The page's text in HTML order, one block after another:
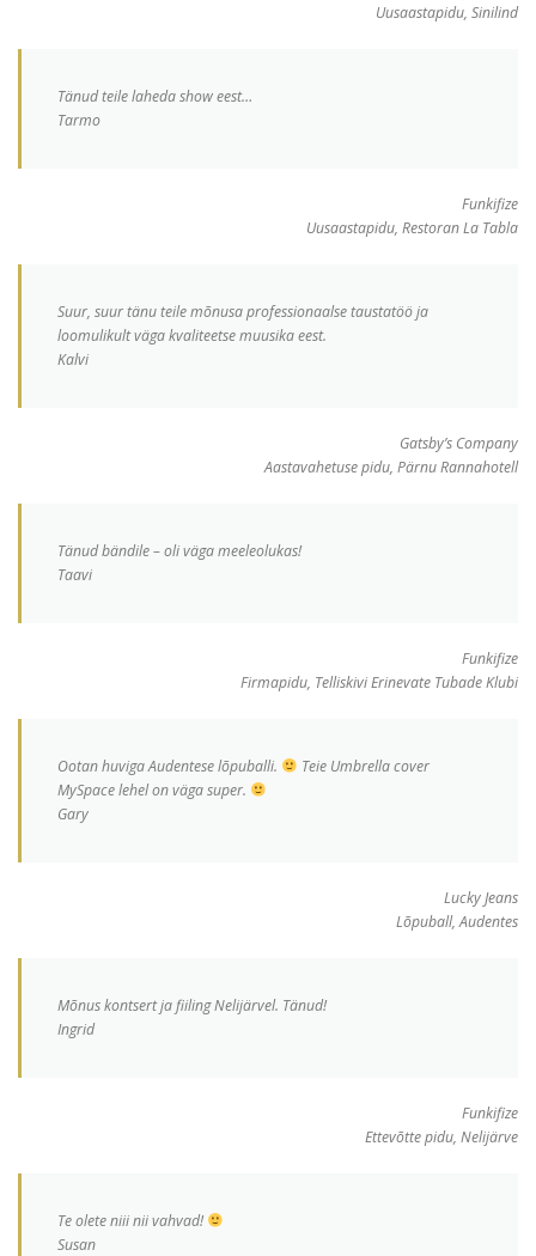
Uusaastapidu, Sinilind
Tänud teile laheda show eest…
Tarmo
Funkifize
Uusaastapidu, Restoran La Tabla
Suur, suur tänu teile mõnusa professionaalse taustatöö ja
loomulikult väga kvaliteetse muusika eest.
Kalvi
Gatsby’s Company
Aastavahetuse pidu, Pärnu Rannahotell
Tänud bändile – oli väga meeleolukas!
Taavi
Funkifize
Firmapidu, Telliskivi Erinevate Tubade Klubi
Ootan huviga Audentese lõpuballi.
Teie Umbrella cover
MySpace lehel on väga super.
Gary
Lucky Jeans
Lõpuball, Audentes
Mõnus kontsert ja fiiling Nelijärvel. Tänud!
Ingrid
Funkifize
Ettevõtte pidu, Nelijärve
Te olete niii nii vahvad!
Susan